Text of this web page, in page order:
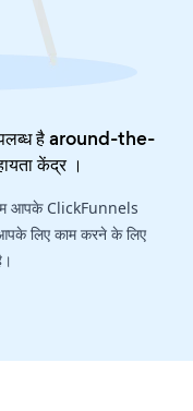
है around-the-
केंद्र।
टीम आपके ClickFunnels
लिए काम करने के लिए